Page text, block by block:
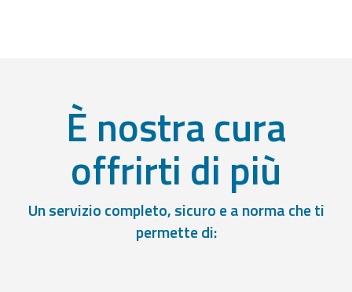
È nostra cura
offrirti di più
Un servizio completo, sicuro e a norma che ti
permette di: